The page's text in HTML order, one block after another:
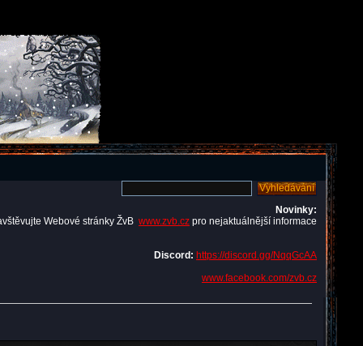
Novinky:
Webové stránky ŽvB www.zvb.cz pro nejaktuálnější informace
Discord: https://discord.gg/NqqGcAA
www.facebook.com/zvb.cz